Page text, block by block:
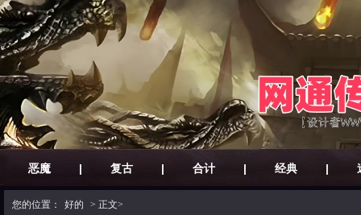
恶魔 | 复古 | 合计 | 经典 |
您的位置： 好的 > 正文>